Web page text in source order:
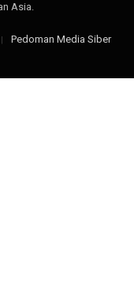
Asia.
Pedoman Media Siber